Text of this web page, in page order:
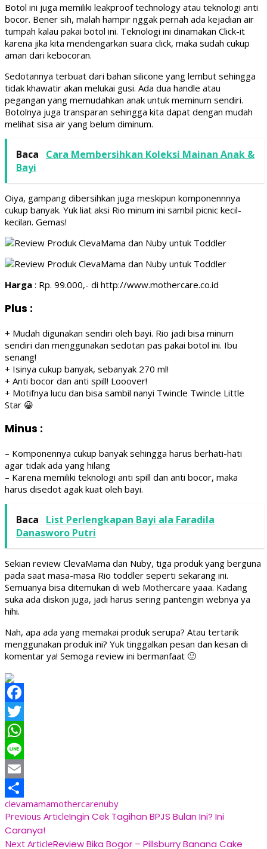
Botol ini juga memiliki leakproof technology atau teknologi anti
bocor. Bener sih, malah hampir nggak pernah ada kejadian air
tumpah kalau pakai botol ini. Teknologi ini dinamakan Click-it
karena jika kita mendengarkan suara click, maka sudah cukup
aman dari kebocoran.
Sedotannya terbuat dari bahan silicone yang lembut sehingga
tidak khawatir akan melukai gusi. Ada dua handle atau
pegangan yang memudahkan anak untuk meminum sendiri.
Botolnya juga transparan sehingga kita dapat dengan mudah
melihat sisa air yang belum diminum.
Baca
Cara Membersihkan Koleksi Mainan Anak &
Bayi
Oiya, gampang dibersihkan juga meskipun komponennnya
cukup banyak. Yuk liat aksi Rio minum ini sambil picnic kecil-
kecilan. Gemas!
Harga : Rp. 99.000,- di http://www.mothercare.co.id
Plus :
+ Mudah digunakan sendiri oleh bayi. Rio jadi bisa minum
sendiri dan menggunakan sedotan pas pakai botol ini. Ibu
senang!
+ Isinya cukup banyak, sebanyak 270 ml!
+ Anti bocor dan anti spill! Looover!
+ Motifnya lucu dan bisa sambil nanyi Twincle Twincle Little
Star 😀
Minus :
– Komponennya cukup banyak sehingga harus berhati-hati
agar tidak ada yang hilang
– Karena memiliki teknologi anti spill dan anti bocor, maka
harus disedot agak kuat oleh bayi.
Baca
List Perlengkapan Bayi ala Faradila
Danasworo Putri
Sekian review ClevaMama dan Nuby, tiga produk yang berguna
pada saat masa-masa Rio toddler seperti sekarang ini.
Semuanya bisa ditemukan di web Mothercare yaaa. Kadang
suka ada diskon juga, jadi harus sering pantengin webnya ya
hihi.
Nah, apa ada yang memakai produk serupa? Atau tertarik
menggunakan produk ini? Yuk tinggalkan pesan dan kesan di
komentar ya! Semoga review ini bermanfaat 🙂
Facebook
Twitter
WhatsApp
Line
Email
Share
clevamamamothercarenuby
Post
Navigation
Previous ArticleIngin Cek Tagihan BPJS Bulan Ini? Ini
Caranya!
Next ArticleReview Bika Bogor – Pillsburry Banana Cake